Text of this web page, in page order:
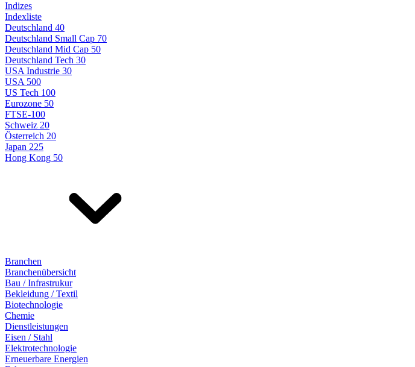
Indizes
Indexliste
Deutschland 40
Deutschland Small Cap 70
Deutschland Mid Cap 50
Deutschland Tech 30
USA Industrie 30
USA 500
US Tech 100
Eurozone 50
FTSE-100
Schweiz 20
Österreich 20
Japan 225
Hong Kong 50
Branchen
Branchenübersicht
Bau / Infrastrukur
Bekleidung / Textil
Biotechnologie
Chemie
Dienstleistungen
Eisen / Stahl
Elektrotechnologie
Erneuerbare Energien